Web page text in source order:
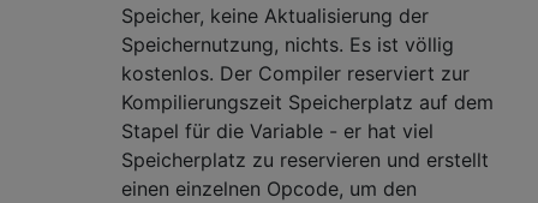
Speicher, keine Aktualisierung der
Speichernutzung, nichts. Es ist völlig
kostenlos. Der Compiler reserviert zur
Kompilierungszeit Speicherplatz auf dem
Stapel für die Variable - er hat viel
Speicherplatz zu reservieren und erstellt
einen einzelnen Opcode, um den